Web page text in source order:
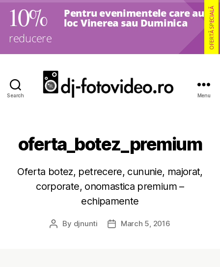
Pentru evenimentele care au
loc Vinerea sau Duminica
reducere
10% OFERTĂ SPECIALĂ
Search
Video
Menu
oferta_botez_premium
Oferta botez, petrecere, cununie, majorat,
corporate, onomastica premium –
echipamente
Post
By djnunti
PostMarch 5, 2016